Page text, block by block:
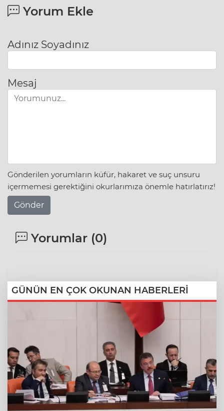
Yorum Ekle
Adınız Soyadınız
Mesaj
Gönderilen yorumların küfür, hakaret ve suç unsuru
içermemesi gerektiğini okurlarımıza önemle hatırlatırız!
Gönder
Yorumlar (0)
GÜNÜN EN ÇOK OKUNAN HABERLERİ